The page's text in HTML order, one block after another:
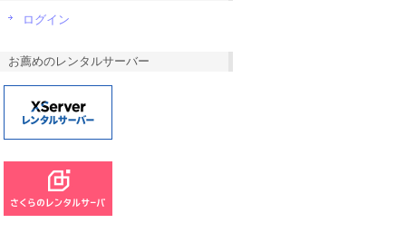
ログイン
お薦めのレンタルサーバー